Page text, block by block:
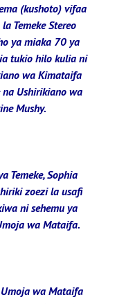
(kushoto) vifaa
Temeke Stereo
ya miaka 70 ya
tukio hilo kulia ni
wa Kimataifa
Ushirikiano wa
Mushy.
Temeke, Sophia
zoezi la usafi
ni sehemu ya
wa Mataifa.
wa Mataifa